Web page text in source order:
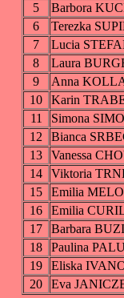
5
Barbora
6
Terezka
7
Lucia
8
Laura
9
Anna
10
Karin
11
Simona
12
Bianca
13
Vanessa
14
Viktoria
15
Emilia
16
Emilia
17
Barbara
18
Paulina
19
Eliska
20
Eva